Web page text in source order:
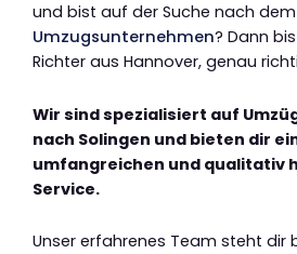
und bist auf der Suche nach
Umzugsunternehmen? Dann
Richter aus Hannover, genau
Wir sind spezialisiert auf
nach Solingen und bieten dir
umfangreichen und qualitativ
Service.
Unser erfahrenes Team steht dir